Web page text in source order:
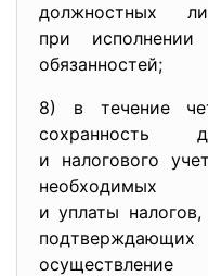
должностных
при
обязанностей;
8) в течение
сохранность
и налогового
и уплаты